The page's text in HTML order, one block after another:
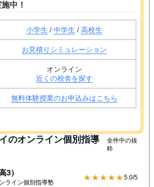
中！
小学生 / 中学生 / 高校生
お見積りシミュレーション
オンライン
近くの校舎を探す
無料体験授業のお申込みはこちら
のオンライン個別指導
全件中の抜
粋
3）
ライン個別指導塾
★★★★★ 5.0/5